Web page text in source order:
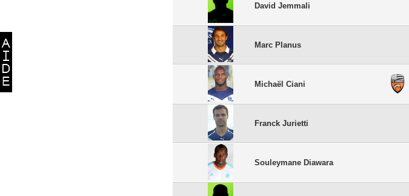
David Jemmali
Marc Planus
Michaël Ciani
Franck Jurietti
Souleymane Diawara